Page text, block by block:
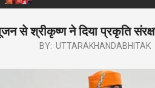
से श्रीकृष्ण ने दिया प्रकृति
BY: UTTARAKHANDABHITAK